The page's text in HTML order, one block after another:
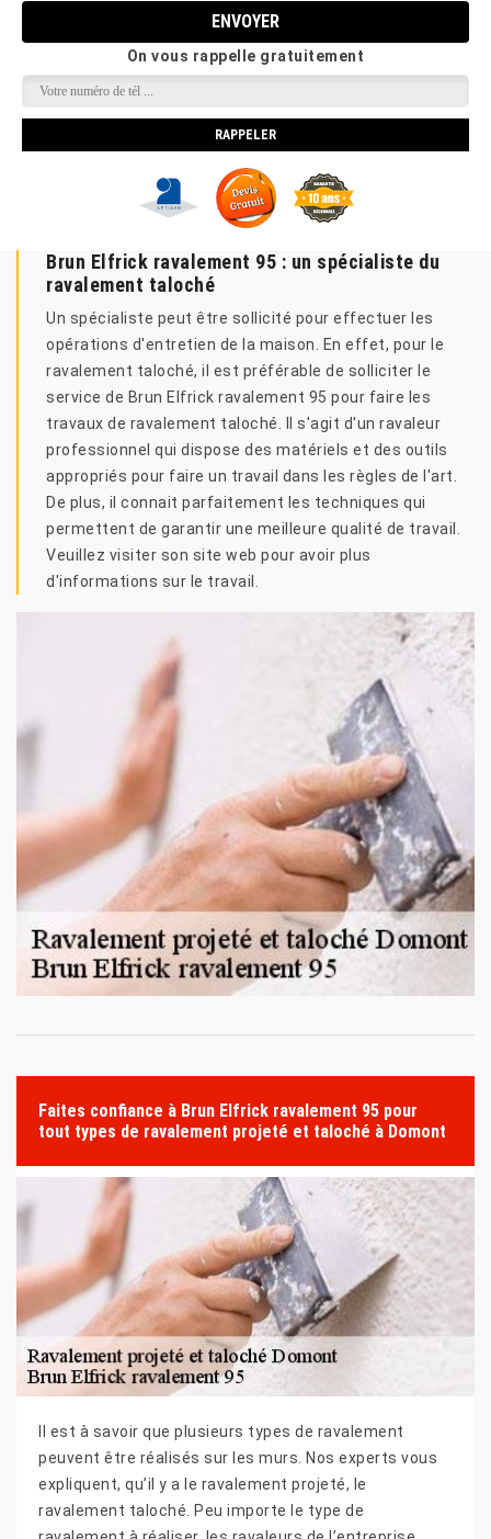
On vous rappelle gratuitement
Brun Elfrick ravalement 95 : un spécialiste du
ravalement taloché
Un spécialiste peut être sollicité pour effectuer les
opérations d'entretien de la maison. En effet, pour le
ravalement taloché, il est préférable de solliciter le
service de Brun Elfrick ravalement 95 pour faire les
travaux de ravalement taloché. Il s'agit d'un ravaleur
professionnel qui dispose des matériels et des outils
appropriés pour faire un travail dans les règles de l'art.
De plus, il connait parfaitement les techniques qui
permettent de garantir une meilleure qualité de travail.
Veuillez visiter son site web pour avoir plus
d'informations sur le travail.
Faites confiance à Brun Elfrick ravalement 95 pour
tout types de ravalement projeté et taloché à Domont
Il est à savoir que plusieurs types de ravalement
peuvent être réalisés sur les murs. Nos experts vous
expliquent, qu’il y a le ravalement projeté, le
ravalement taloché. Peu importe le type de